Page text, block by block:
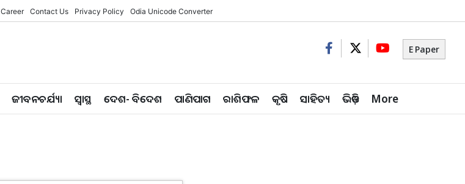
Career Contact Us Privacy Policy Odia Unicode Converter
E Paper
ଜୀବନଚର୍ଯ୍ୟା ସ୍ୱାସ୍ଥ ଦେଶ- ବିଦେଶ ପାଣିପାଗ ରାଶିଫଳ କୃଷି ସାହିତ୍ୟ ଭିଡ଼ିଓ More